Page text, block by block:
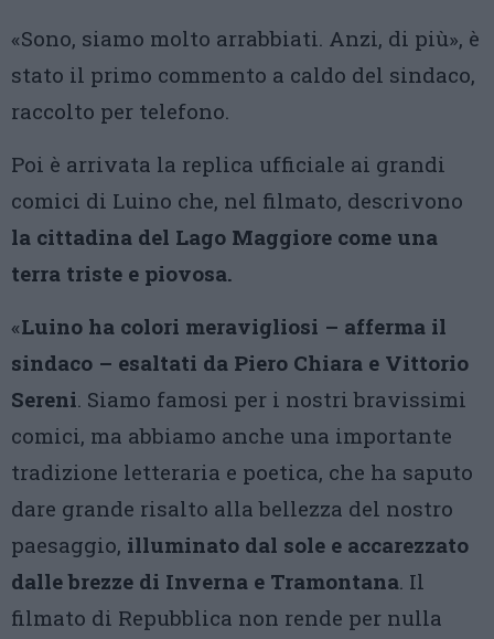
«Sono, siamo molto arrabbiati. Anzi, di più», è
stato il primo commento a caldo del sindaco,
raccolto per telefono.
Poi è arrivata la replica ufficiale ai grandi
comici di Luino che, nel filmato, descrivono
la cittadina del Lago Maggiore come una
terra triste e piovosa.
«Luino ha colori meravigliosi – afferma il
sindaco – esaltati da Piero Chiara e Vittorio
Sereni. Siamo famosi per i nostri bravissimi
comici, ma abbiamo anche una importante
tradizione letteraria e poetica, che ha saputo
dare grande risalto alla bellezza del nostro
paesaggio, illuminato dal sole e accarezzato
dalle brezze di Inverna e Tramontana. Il
filmato di Repubblica non rende per nulla